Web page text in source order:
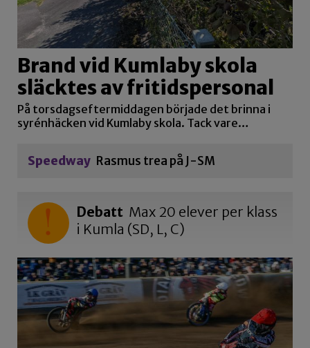
Brand vid Kumlaby skola
släcktes av fritidspersonal
På torsdagseftermiddagen började det brinna i
syrénhäcken vid Kumlaby skola. Tack vare…
Speedway Rasmus trea på J-SM
Debatt Max 20 elever per klass
i Kumla (SD, L, C)